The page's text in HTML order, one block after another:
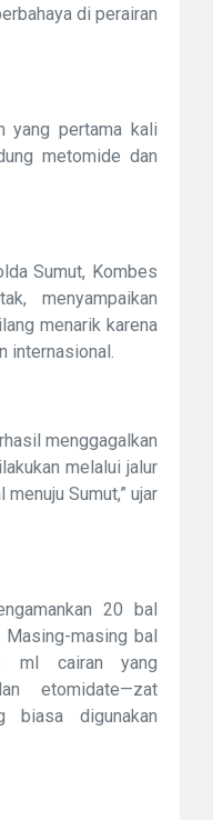
di perairan
yang pertama kali
metomide dan
Sumut, Kombes
menyampaikan
menarik karena
internasional.
menggagalkan
melalui jalur
Sumut,” ujar
20 bal
masing bal
cairan yang
etomidate—zat
biasa digunakan